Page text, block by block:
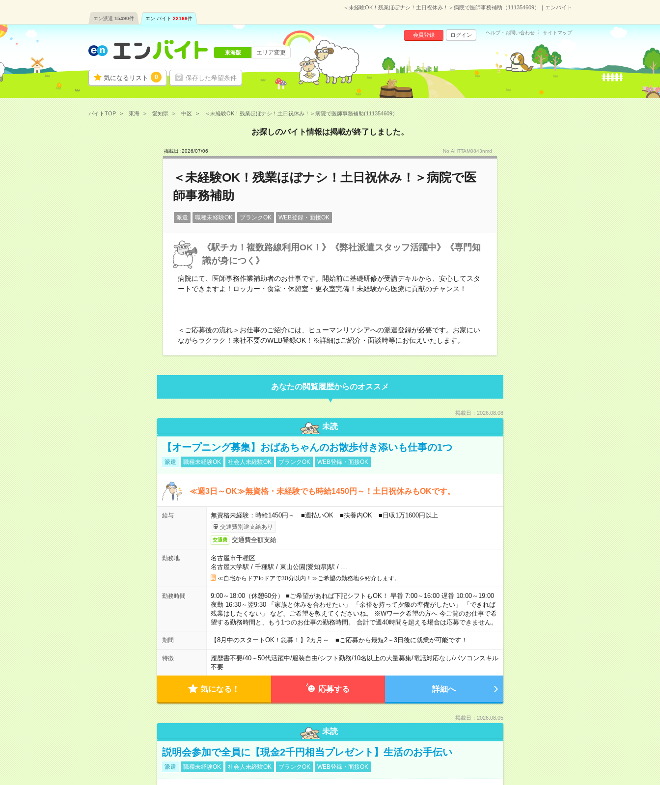
＜未経験OK！残業ほぼナシ！土日祝休み！＞病院で医師事務補助（111354609）｜エンバイト
エン派遣 15490件 エン バイト 22168件
気になるリスト 0 保存した希望条件
会員登録 ログイン ヘルプ・お問い合わせ サイトマップ
東海版 エリア変更
バイトTOP 東海 愛知県 中区 ＜未経験OK！残業ほぼナシ！土日祝休み！＞病院で医師事務補助(111354609）
お探しのバイト情報は掲載が終了しました。
掲載日 :2026/07/06 No.AHTTAM0843nmd
＜未経験OK！残業ほぼナシ！土日祝休み！＞病院で医
師事務補助
派遣 職種未経験OK ブランクOK WEB登録・面接OK
《駅チカ！複数路線利用OK！》《弊社派遣スタッフ活躍中》《専門知
識が身につく》
病院にて、医師事務作業補助者のお仕事です。開始前に基礎研修が受講デキルから、安心してスタ
ートできますよ！ロッカー・食堂・休憩室・更衣室完備！未経験から医療に貢献のチャンス！
＜ご応募後の流れ＞お仕事のご紹介には、ヒューマンリソシアへの派遣登録が必要です。お家にい
ながらラクラク！来社不要のWEB登録OK！※詳細はご紹介・面談時等にお伝えいたします。
あなたの閲覧履歴からのオススメ
掲載日：2026.08.08
未読
【オープニング募集】おばあちゃんのお散歩付き添いも仕事の1つ
派遣 職種未経験OK 社会人未経験OK ブランクOK WEB登録・面接OK
≪週3日～OK≫無資格・未経験でも時給1450円～！土日祝休みもOKです。
給与 無資格未経験：時給1450円～ ■週払いOK ■扶養内OK ■日収1万1600円以上
交通費別途支給あり
交通費 交通費全額支給
勤務地
名古屋市千種区
名古屋大学駅 / 千種駅 / 東山公園(愛知県)駅 /
≪自宅からドアtoドアで30分以内！≫ご希望の勤務地を紹介します。
勤務時間
9:00～18:00（休憩60分） ■ご希望があれば下記シフトもOK！ 早番 7:00～16:00 遅番 10:00～19:00
夜勤 16:30～翌9:30 「家族と休みを合わせたい」 「余裕を持って夕飯の準備がしたい」 「できれば
残業はしたくない」 など、ご希望を教えてくださいね。 ※Wワーク希望の方へ 今ご覧のお仕事で希
望する勤務時間と、もう1つのお仕事の勤務時間。 合計で週40時間を超える場合は応募できません。
期間 【8月中のスタートOK！急募！】2カ月～ ■ご応募から最短2～3日後に就業が可能です！
特徴 履歴書不要/40～50代活躍中/服装自由/シフト勤務/10名以上の大量募集/電話対応なし/パソコンスキル
不要
気になる！ 応募する 詳細へ
掲載日：2026.08.05
未読
説明会参加で全員に【現金2千円相当プレゼント】生活のお手伝い
派遣 職種未経験OK 社会人未経験OK ブランクOK WEB登録・面接OK